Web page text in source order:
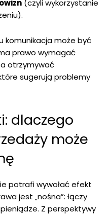
(czyli wykorzystanie
komunikacja może być
prawo wymagać
otrzymywać
sugerują problemy
dlaczego
może
potrafi wywołać efekt
jest „nośna”: łączy
Z perspektywy